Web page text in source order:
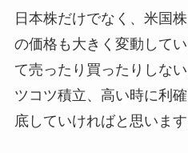
日本株だけでなく、米国
の価格も大きく変動して
て売ったり買ったりしな
ツコツ積立、高い時に利
底していければと思います